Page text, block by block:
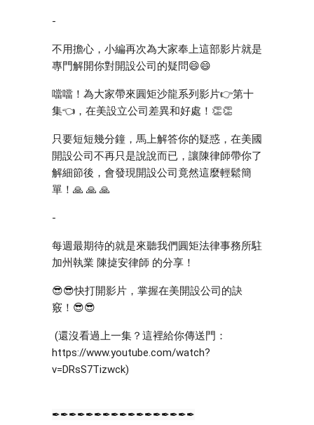
-
不用擔心，小編再次為大家奉上這部影片就是
專門解開你對開設公司的疑問😄😄
噹噹！為大家帶來圓矩沙龍系列影片👉第十
集👈，在美設立公司差異和好處！👏👏
只要短短幾分鐘，馬上解答你的疑惑，在美國
開設公司不再只是說說而已，讓陳律師帶你了
解細節後，會發現開設公司竟然這麼輕鬆簡
單！🙏 🙏 🙏
-
每週最期待的就是來聽我們圓矩法律事務所駐
加州執業 陳㨗安律師 的分享！
😎😎快打開影片，掌握在美開設公司的訣
竅！😎😎
(還沒看過上一集？這裡給你傳送門：
https://www.youtube.com/watch?
v=DRsS7Tizwck)
✒✒✒✒✒✒✒✒✒✒✒✒✒✒✒✒✒